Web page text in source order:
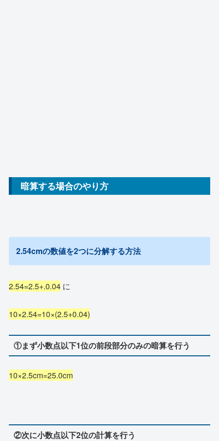
暗算する場合のやり方
2.54cmの数値を2つに分解する方法
2.54=2.5+.0.04 に
10×2.54=10×(2.5+0.04)
①まず小数点以下1位の前段部分のみの暗算を行う
10×2.5cm=25.0cm
②次に小数点以下2位の計算を行う